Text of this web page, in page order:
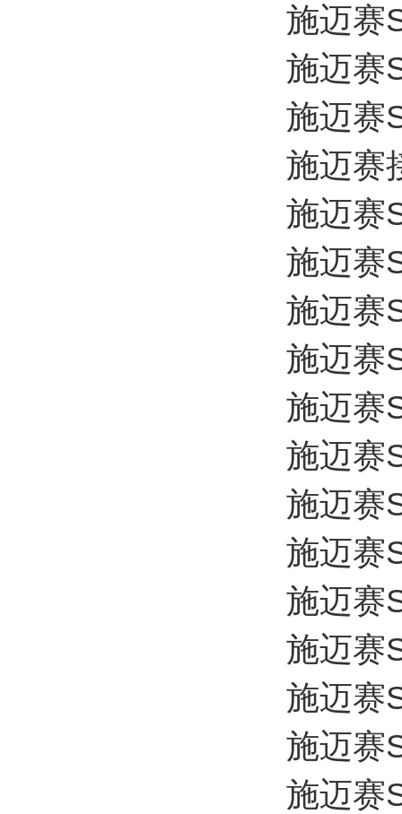
施迈赛
施迈赛
施迈赛
施迈赛
施迈赛
施迈赛
施迈赛
施迈赛
施迈赛
施迈赛
施迈赛
施迈赛
施迈赛
施迈赛
施迈赛
施迈赛
施迈赛